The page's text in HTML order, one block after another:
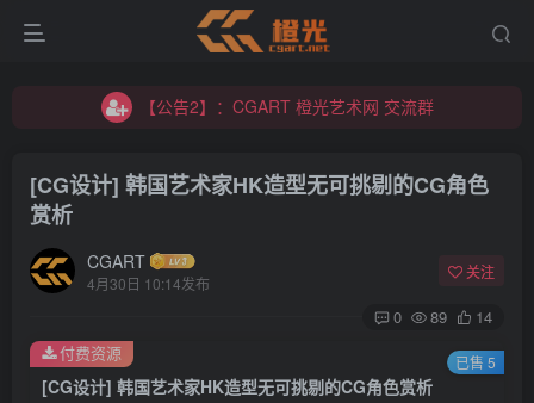
【公告2】：CGART 橙光艺术网 交流群
【公告2】：CGART 橙光艺术网 交流群
[CG设计] 韩国艺术家HK造型无可挑剔的CG角色
赏析
CGART
4月30日 10:14发布
关注
0 89 14
[CG设计] 韩国艺术家HK造型无可挑剔的CG角色赏析
付费资源 已售 5
登录
没有账号？立即注册